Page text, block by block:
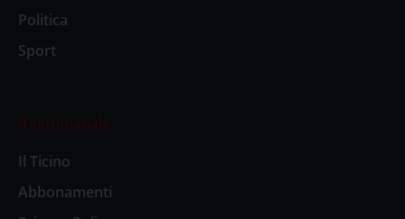
Politica
Sport
Il settimanale
Il Ticino
Abbonamenti